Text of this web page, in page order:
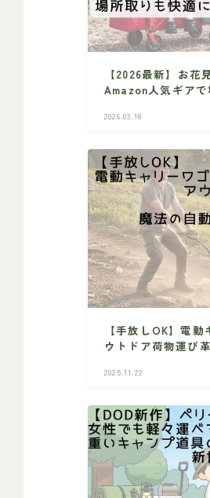
【2026最新】お花
Amazon人気ギア
2026.03.18
【手放しOK】電
ウトドア荷物運び
2025.11.22